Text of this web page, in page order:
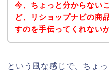
今、ちょっと分からない
ど、リショップナビの商
すのを手伝ってくれない
という風な感じで、ちょ